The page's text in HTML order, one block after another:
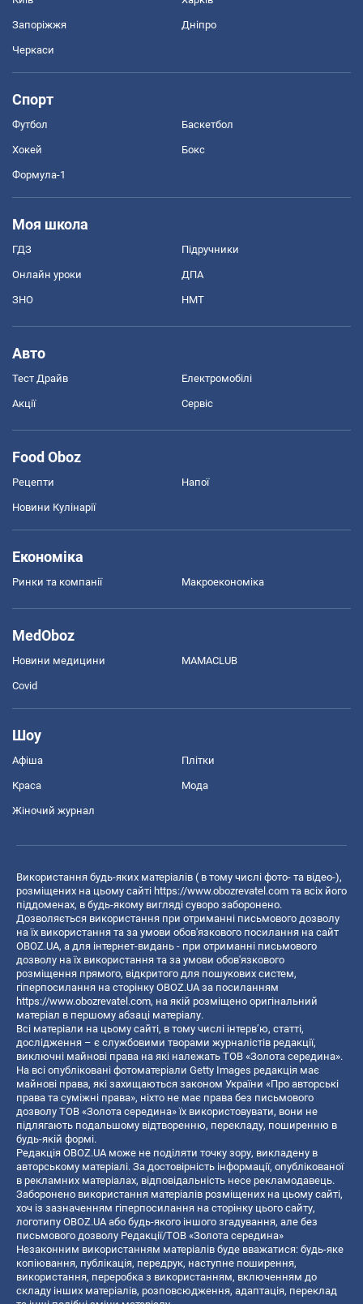
Запоріжжя Дніпро
Черкаси
Спорт
Футбол Баскетбол
Хокей Бокс
Формула-1
Моя школа
ГДЗ Підручники
Онлайн уроки ДПА
ЗНО НМТ
Авто
Тест Драйв Електромобілі
Акції Сервіс
Food Oboz
Рецепти Напої
Новини Кулінарії
Економіка
Ринки та компанії Макроекономіка
MedOboz
Новини медицини MAMACLUB
Covid
Шоу
Афіша Плітки
Краса Мода
Жіночий журнал
Використання будь-яких матеріалів ( в тому числі фото- та відео-),
розміщених на цьому сайті https://www.obozrevatel.com та всіх його
піддоменах, в будь-якому вигляді суворо заборонено.
Дозволяється використання при отриманні письмового дозволу
на їх використання та за умови обов'язкового посилання на сайт
OBOZ.UA, а для інтернет-видань - при отриманні письмового
дозволу на їх використання та за умови обов'язкового
розміщення прямого, відкритого для пошукових систем,
гіперпосилання на сторінку OBOZ.UA за посиланням
https://www.obozrevatel.com, на якій розміщено оригінальний
матеріал в першому абзаці матеріалу.
Всі матеріали на цьому сайті, в тому числі інтерв’ю, статті,
дослідження – є службовими творами журналістів редакції,
виключні майнові права на які належать ТОВ «Золота середина».
На всі опубліковані фотоматеріали Getty Images редакція має
майнові права, які захищаються законом України «Про авторські
права та суміжні права», ніхто не має права без письмового
дозволу ТОВ «Золота середина» їх використовувати, вони не
підлягають подальшому відтворенню, перекладу, поширенню в
будь-якій формі.
Редакція OBOZ.UA може не поділяти точку зору, викладену в
авторському матеріалі. За достовірність інформації, опублікованої
в рекламних матеріалах, відповідальність несе рекламодавець.
Заборонено використання матеріалів розміщених на цьому сайті,
хоч із зазначенням гіперпосилання на сторінку цього сайту,
логотипу OBOZ.UA або будь-якого іншого згадування, але без
письмового дозволу Редакції/ТОВ «Золота середина»
Незаконним використанням матеріалів буде вважатися: будь-яке
копiювання, публiкацiя, передрук, наступне поширення,
використання, переробка з використанням, включенням до
складу інших матеріалів, розповсюдження, адаптація, переклад